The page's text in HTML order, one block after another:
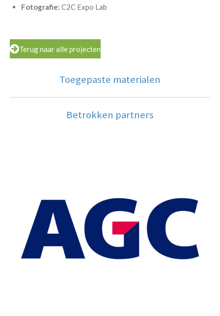
Fotografie: C2C Expo Lab
Terug naar alle projecten
Toegepaste materialen
Betrokken partners